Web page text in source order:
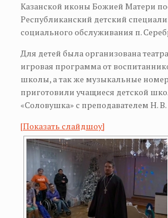
Казанской иконы Божией Матери
Республиканский детский
социального обслуживания п.
Для детей была организована
игровая программа от
школы, а так же музыкальные
приготовили учащиеся детской
«Соловушка» с преподавателем Н.
[Показать слайдшоу]